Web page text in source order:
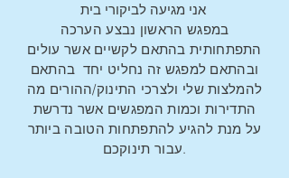
אני מגיעה לביקורי בית
במפגש הראשון נבצע הערכה
התפתחותית בהתאם לקשיים אשר עולים
ובהתאם למפגש זה נחליט יחד בהתאם
להמלצות שלי ולצרכי התינוק/ההורים מה
התדירות וכמות המפגשים אשר נדרשת
על מנת להגיע להתפתחות הטובה ביותר
.עבור תינוקכם